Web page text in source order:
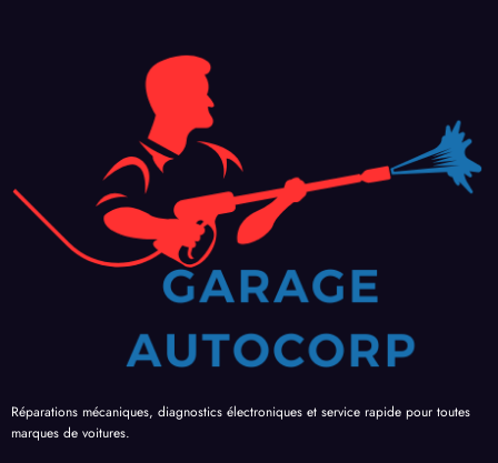
Réparations mécaniques, diagnostics électroniques et service rapide pour toutes
marques de voitures.